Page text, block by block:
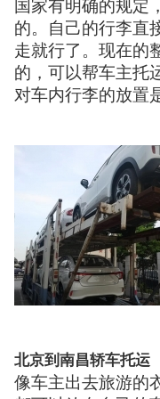
国家有明确的规定
的。自己的行李直
走就行了。现在的
的，可以帮车主托
对车内行李的放置
北京到南昌轿车托运
像车主出去旅游的